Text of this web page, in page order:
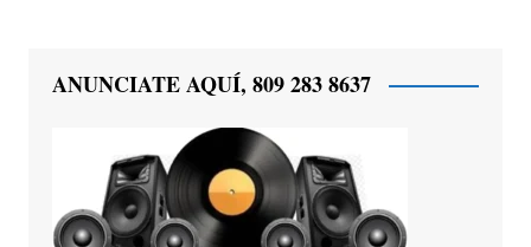
ANUNCIATE AQUÍ, 809 283 8637